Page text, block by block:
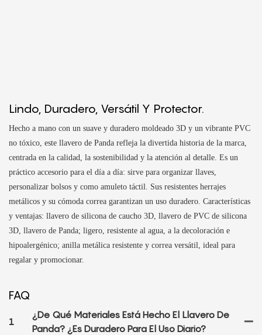
Lindo, Duradero, Versátil Y Protector.
Hecho a mano con un suave y duradero moldeado 3D y un vibrante PVC
no tóxico, este llavero de Panda refleja la divertida historia de la marca,
centrada en la calidad, la sostenibilidad y la atención al detalle. Es un
práctico accesorio para el día a día: sirve para organizar llaves,
personalizar bolsos y como amuleto táctil. Sus resistentes herrajes
metálicos y su cómoda correa garantizan un uso duradero. Características
y ventajas: llavero de silicona de caucho 3D, llavero de PVC de silicona
3D, llavero de Panda; ligero, resistente al agua, a la decoloración e
hipoalergénico; anilla metálica resistente y correa versátil, ideal para
regalar y promocionar.
FAQ
1
¿De Qué Materiales Está Hecho El Llavero De
Panda? ¿Es Duradero Para El Uso Diario?